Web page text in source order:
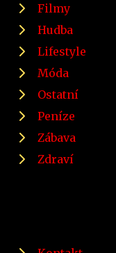
Filmy
Hudba
Lifestyle
Móda
Ostatní
Peníze
Zábava
Zdraví